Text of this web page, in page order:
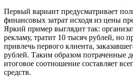
Первый вариант предусматривает
финансовых затрат исходя из цены
Яркий пример выглядит так:
рекламу, тратит 10 тысяч рублей, но
привлечь первого клиента,
рублей. Таким образом потраченные
итоговое соотношение составляет
средств.